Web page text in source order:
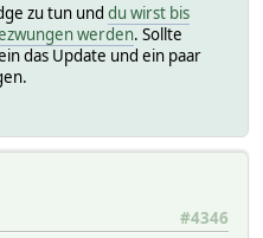
zu tun und du wirst bis
werden. Sollte
das Update und ein paar
#4346